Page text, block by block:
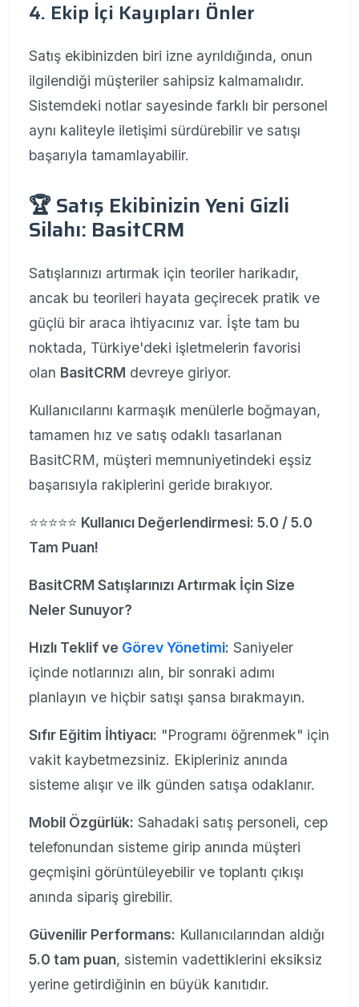
4. Ekip İçi Kayıpları Önler
Satış ekibinizden biri izne ayrıldığında, onun
ilgilendiği müşteriler sahipsiz kalmamalıdır.
Sistemdeki notlar sayesinde farklı bir personel
aynı kaliteyle iletişimi sürdürebilir ve satışı
başarıyla tamamlayabilir.
🏆 Satış Ekibinizin Yeni Gizli
Silahı: BasitCRM
Satışlarınızı artırmak için teoriler harikadır,
ancak bu teorileri hayata geçirecek pratik ve
güçlü bir araca ihtiyacınız var. İşte tam bu
noktada, Türkiye'deki işletmelerin favorisi
olan BasitCRM devreye giriyor.
Kullanıcılarını karmaşık menülerle boğmayan,
tamamen hız ve satış odaklı tasarlanan
BasitCRM, müşteri memnuniyetindeki eşsiz
başarısıyla rakiplerini geride bırakıyor.
⭐⭐⭐⭐⭐ Kullanıcı Değerlendirmesi: 5.0 / 5.0
Tam Puan!
BasitCRM Satışlarınızı Artırmak İçin Size
Neler Sunuyor?
Hızlı Teklif ve Görev Yönetimi: Saniyeler
içinde notlarınızı alın, bir sonraki adımı
planlayın ve hiçbir satışı şansa bırakmayın.
Sıfır Eğitim İhtiyacı: "Programı öğrenmek" için
vakit kaybetmezsiniz. Ekipleriniz anında
sisteme alışır ve ilk günden satışa odaklanır.
Mobil Özgürlük: Sahadaki satış personeli, cep
telefonundan sisteme girip anında müşteri
geçmişini görüntüleyebilir ve toplantı çıkışı
anında sipariş girebilir.
Güvenilir Performans: Kullanıcılarından aldığı
5.0 tam puan, sistemin vadettiklerini eksiksiz
yerine getirdiğinin en büyük kanıtıdır.